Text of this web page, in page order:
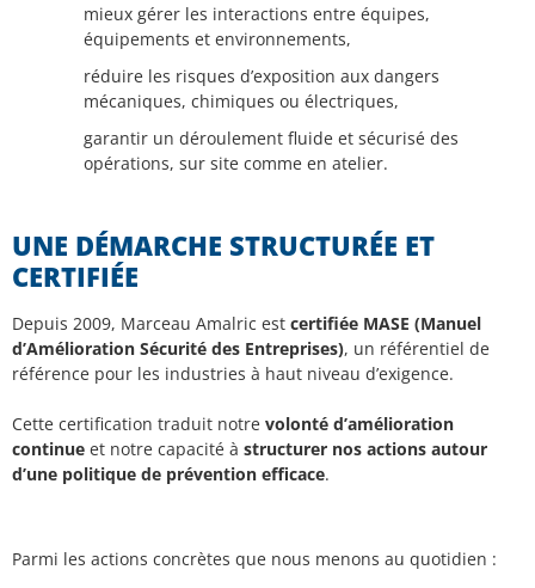
mieux gérer les interactions entre équipes,
équipements et environnements,
réduire les risques d’exposition aux dangers
mécaniques, chimiques ou électriques,
garantir un déroulement fluide et sécurisé des
opérations, sur site comme en atelier.
UNE DÉMARCHE STRUCTURÉE ET
CERTIFIÉE
Depuis 2009, Marceau Amalric est certifiée MASE (Manuel
d’Amélioration Sécurité des Entreprises), un référentiel de
référence pour les industries à haut niveau d’exigence.
Cette certification traduit notre volonté d’amélioration
continue et notre capacité à structurer nos actions autour
d’une politique de prévention efficace.
Parmi les actions concrètes que nous menons au quotidien :